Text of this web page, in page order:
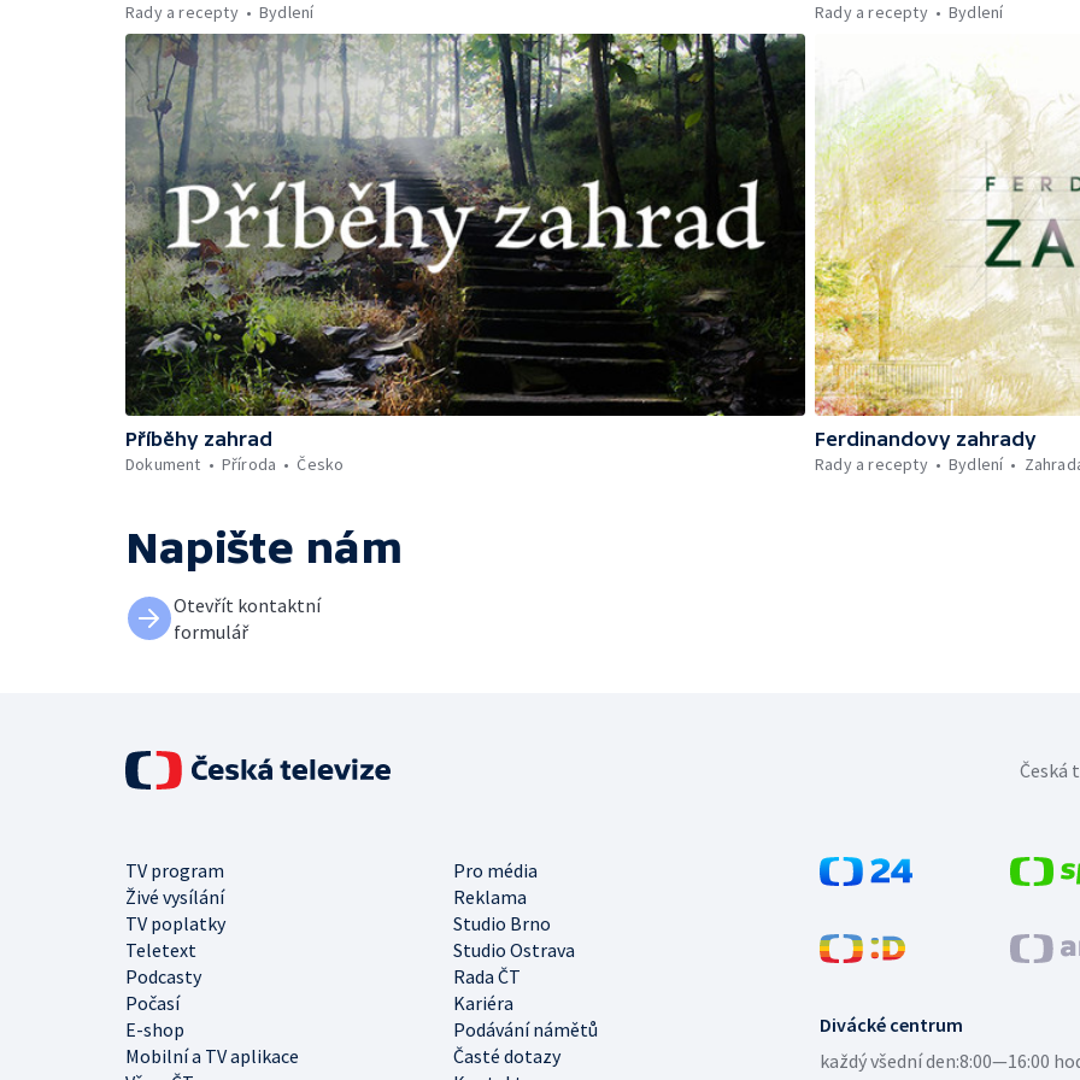
Rady a recepty Bydlení Rady a recepty Bydlení
Příběhy zahrad
Dokument
Příroda Česko
Ferdinandovy zahrady
Rady a recepty
Bydlení
Napište nám
Otevřít kontaktní
formulář
Divácké centrum
každý všední den:8:00—16:00
TV program
Pro média
Živé vysílání
Reklama
TV poplatky
Studio Brno
Teletext
Studio Ostrava
Podcasty
Rada ČT
Počasí
Kariéra
E-shop
Podávání námětů
Mobilní a TV aplikace
Časté dotazy
Česká